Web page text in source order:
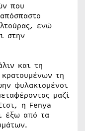
που
ενώ
στην
και τη
τη
φυλακισμένοι
μαζί
η Fenya
έξω από τα